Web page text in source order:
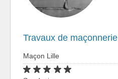
Travaux de maçonnerie
Maçon Lille